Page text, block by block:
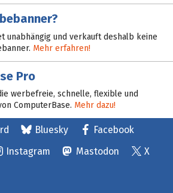
unabhängig und verkauft deshalb keine
Mehr erfahren!
Pro
werbefreie, schnelle, flexible und
ComputerBase. Mehr dazu!
Bluesky
Facebook
Instagram Mastodon
X